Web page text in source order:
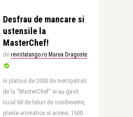
Desfrau de mancare si
ustensile la
MasterChef!
de revistatango.ro Marea Dragoste
in platoul de 2000 de metripatrati
de la “MasterChef” si-au gasit
locul 60 de feluri de condimente,
plante aromatice si arome, 1500